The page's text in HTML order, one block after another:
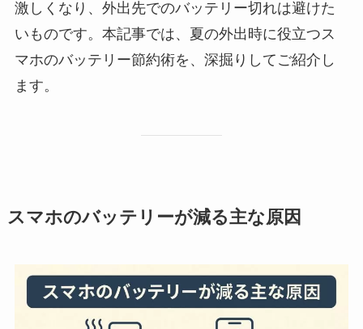
激しくなり、外出先でのバッテリー切れは避けた
いものです。本記事では、夏の外出時に役立つス
マホのバッテリー節約術を、深掘りしてご紹介し
ます。
スマホのバッテリーが減る主な原因